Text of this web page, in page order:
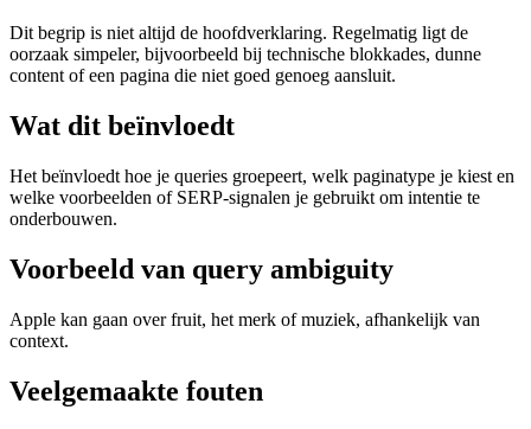
Dit begrip is niet altijd de hoofdverklaring. Regelmatig ligt de
oorzaak simpeler, bijvoorbeeld bij technische blokkades, dunne
content of een pagina die niet goed genoeg aansluit.
Wat dit beïnvloedt
Het beïnvloedt hoe je queries groepeert, welk paginatype je kiest en
welke voorbeelden of SERP-signalen je gebruikt om intentie te
onderbouwen.
Voorbeeld van query ambiguity
Apple kan gaan over fruit, het merk of muziek, afhankelijk van
context.
Veelgemaakte fouten